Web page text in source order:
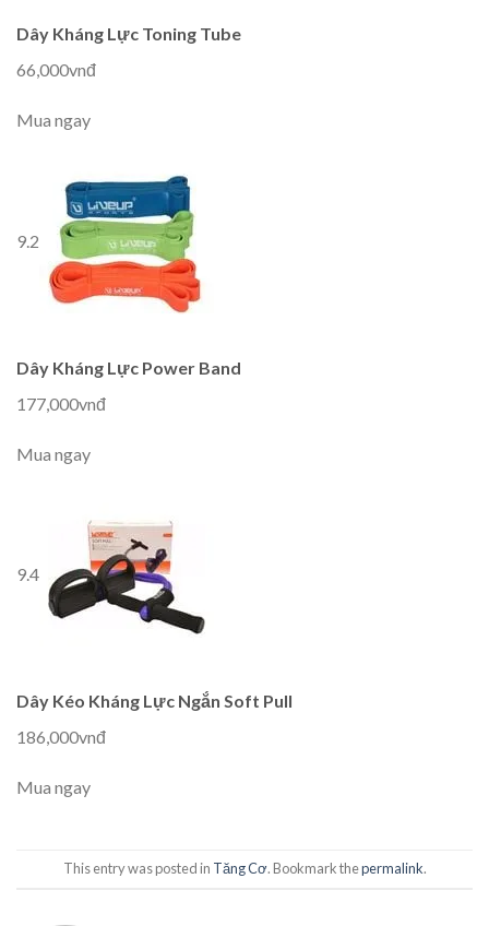
Dây Kháng Lực Toning Tube
66,000vnđ
Mua ngay
9.2
Dây Kháng Lực Power Band
177,000vnđ
Mua ngay
9.4
Dây Kéo Kháng Lực Ngắn Soft Pull
186,000vnđ
Mua ngay
This entry was posted in Tăng Cơ. Bookmark thepermalink.